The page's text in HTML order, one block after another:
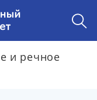
и речное